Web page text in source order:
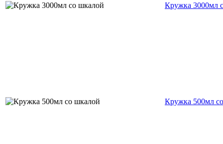
Кружка 3000мл
Кружка 500мл